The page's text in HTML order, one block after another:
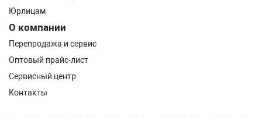
Юрлицам
О компании
Перепродажа и сервис
Оптовый прайс-лист
Сервисный центр
Контакты